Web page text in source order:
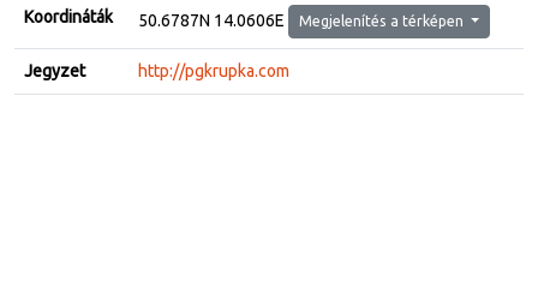
Koordináták 50.6787N 14.0606E Megjelenítés a térképen
Jegyzet http://pgkrupka.com